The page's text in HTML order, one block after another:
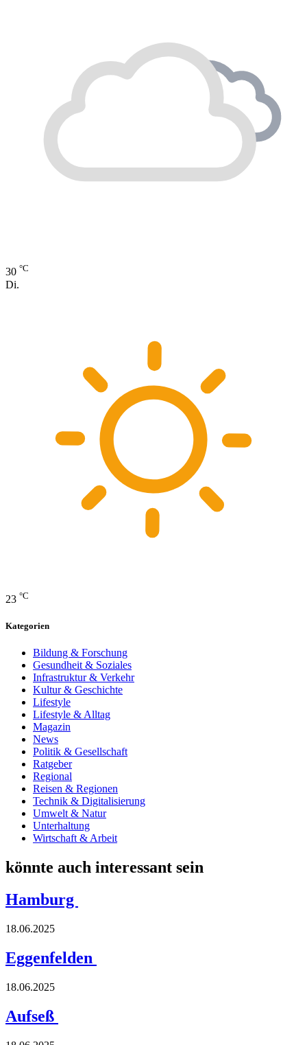
30 °C
Di.
23 °C
Kategorien
Bildung & Forschung
Gesundheit & Soziales
Infrastruktur & Verkehr
Kultur & Geschichte
Lifestyle
Lifestyle & Alltag
Magazin
News
Politik & Gesellschaft
Ratgeber
Regional
Reisen & Regionen
Technik & Digitalisierung
Umwelt & Natur
Unterhaltung
Wirtschaft & Arbeit
könnte auch interessant sein
Hamburg
18.06.2025
Eggenfelden
18.06.2025
Aufseß